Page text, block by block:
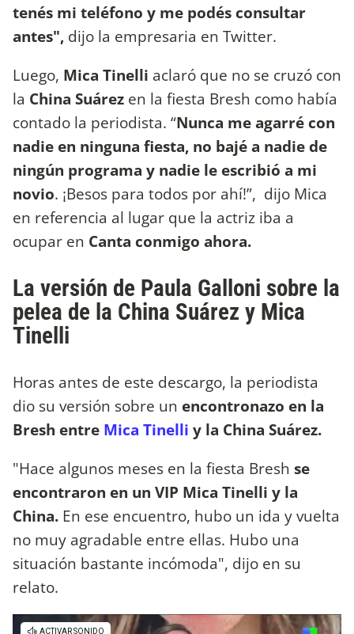
tenés mi teléfono y me podés consultar
antes", dijo la empresaria en Twitter.
Luego, Mica Tinelli aclaró que no se cruzó con
la China Suárez en la fiesta Bresh como había
contado la periodista. “Nunca me agarré con
nadie en ninguna fiesta, no bajé a nadie de
ningún programa y nadie le escribió a mi
novio. ¡Besos para todos por ahí!”, dijo Mica
en referencia al lugar que la actriz iba a
ocupar en Canta conmigo ahora.
La versión de Paula Galloni sobre la
pelea de la China Suárez y Mica
Tinelli
Horas antes de este descargo, la periodista
dio su versión sobre un encontronazo en la
Bresh entre Mica Tinelli y la China Suárez.
"Hace algunos meses en la fiesta Bresh se
encontraron en un VIP Mica Tinelli y la
China. En ese encuentro, hubo un ida y vuelta
no muy agradable entre ellas. Hubo una
situación bastante incómoda", dijo en su
relato.